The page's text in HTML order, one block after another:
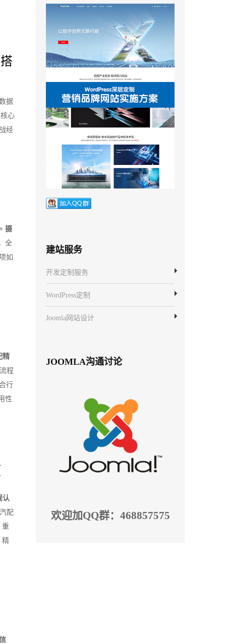
据
心
经
摄
全
如
精
程
行
性
认
配
重
精
建站服务
开发定制服务
WordPress定制
Joomla网站设计
JOOMLA沟通讨论
欢迎加QQ群：468857575